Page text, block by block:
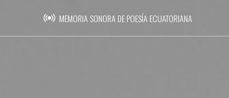
contenido
MEMORIA SONORA DE POESÍA ECUATORIANA